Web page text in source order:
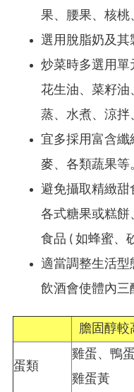
果、腰果、核桃
選用脫脂奶及其
炒菜時多選用單
花生油、菜籽油
蒸、水煮、涼拌
宜多採用富含
麥、各類蔬果等
避免攝取精緻甜
各式糖果或糕餅
食品 ( 如蜂蜜、
適當調整生活型
飲酒會使體內三
膽固醇較
蛋類
雞蛋、鴨
雞蛋黃